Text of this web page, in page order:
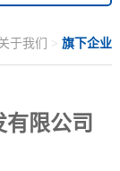
于我们 >旗下企业
限公司